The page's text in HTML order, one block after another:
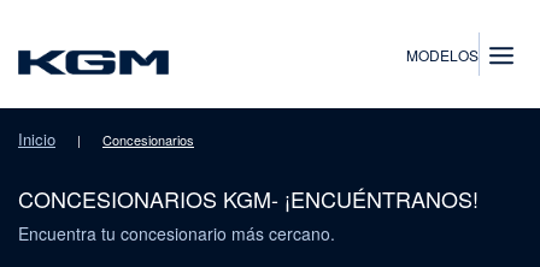
SsangYongMODELOS
Inicio | Concesionarios
CONCESIONARIOS KGM- ¡ENCUÉNTRANOS!
Encuentra tu concesionario más cercano.